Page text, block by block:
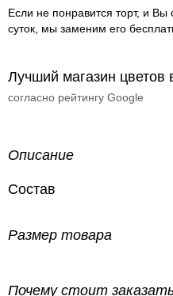
Если не понравится торт, и
суток, мы заменим его
Лучший магазин цветов
согласно рейтингу Google
Описание
Состав
Размер товара
Почему стоит